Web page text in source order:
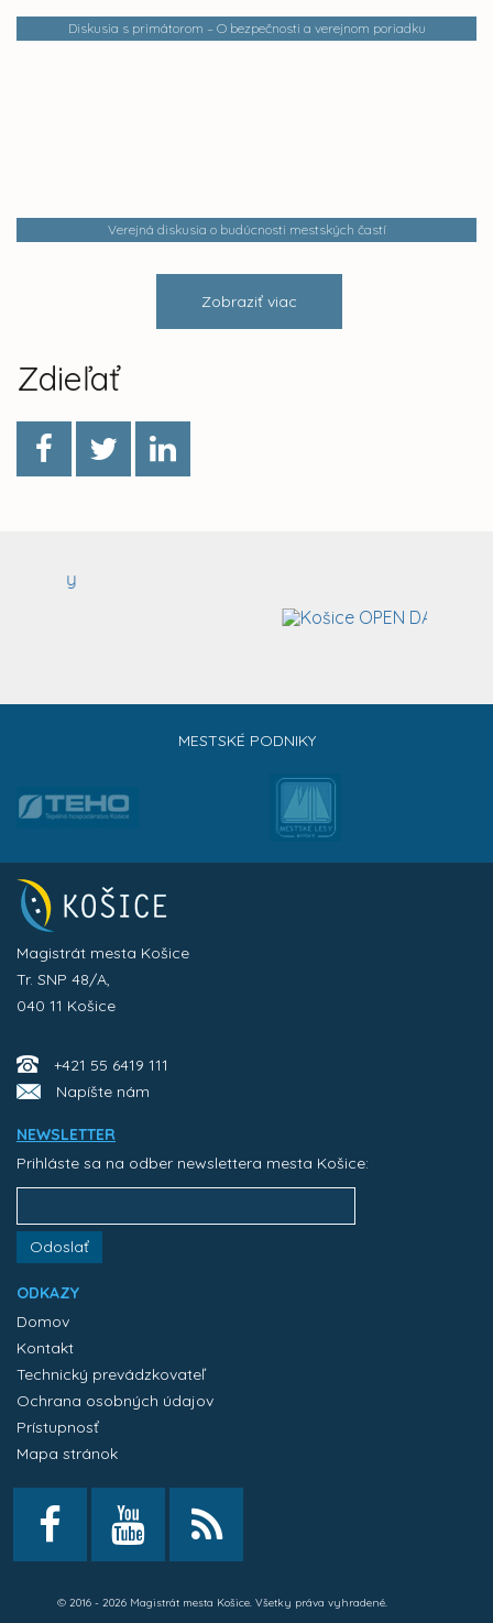
Diskusia s primátorom – O bezpečnosti a verejnom poriadku
Verejná diskusia o budúcnosti mestských častí
Zobraziť viac
Zdieľať
MESTSKÉ PODNIKY
Magistrát mesta Košice
Tr. SNP 48/A,
040 11 Košice
+421 55 6419 111
Napíšte nám
NEWSLETTER
Prihláste sa na odber newslettera mesta Košice:
Odoslať
ODKAZY
Domov
Kontakt
Technický prevádzkovateľ
Ochrana osobných údajov
Prístupnosť
Mapa stránok
© 2016 - 2026 Magistrát mesta Košice. Všetky práva vyhradené.